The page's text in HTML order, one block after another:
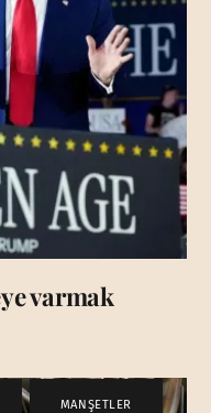
varmak
, MANŞETLER